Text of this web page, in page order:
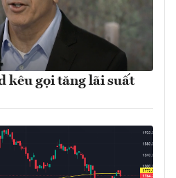
kêu gọi tăng lãi suất